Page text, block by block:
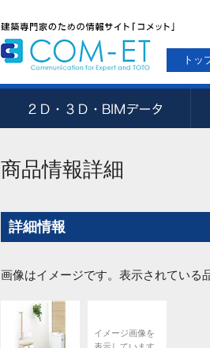
トッ
商品情報詳細
詳細情報
画像はイメージです。表示されている
イメージ画像を